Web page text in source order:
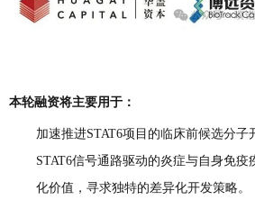
本轮融资将主要用于：
加速推进STAT6项目的临床前候选分
STAT6信号通路驱动的炎症与自身免
化价值，寻求独特的差异化开发策略。